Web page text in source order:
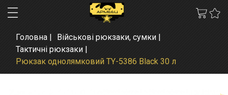
Головна
Військові рюкзаки, сумки
Тактичні рюкзаки
Рюкзак однолямковий TY-5386 Black 30 л